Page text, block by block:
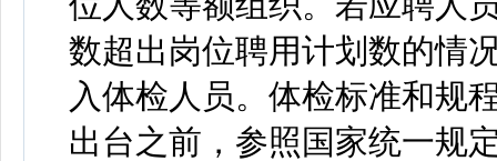
数超出岗位聘用计划数的情
入体检人员。体检标准和规
出台之前，参照国家统一规